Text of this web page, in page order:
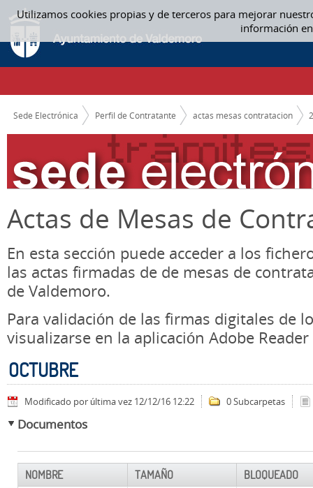
Utilizamos cookies propias y de terceros para mejorar
información
Saltar al contenido
OCTUBRE - ACTAS MESAS CONTRATACION
CAMINO DE MIGAS
Sede Electrónica Perfil de Contratante actas mesas contratacion
Actas de Mesas de
En esta sección puede acceder a los
las actas firmadas de de mesas de
de Valdemoro.
Para validación de las firmas digitales de
visualizarse en la aplicación Adobe Reader
OCTUBRE
Modificado por última vez 12/12/16 12:22 0 Subcarpetas
Documentos
NOMBRE TAMAÑO BLOQUEADO